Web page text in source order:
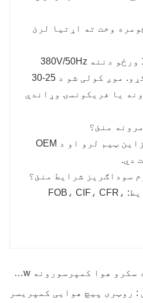
وخت ته اړتیا لرئ
A6: موږ کولی شو د 7-15 ورځو دننه 380V/50Hz
کمپرسورونه وړاندې کړو. موږ کولی شو د 25-30
یا فریکونسۍ وړاندې
A7: هو، موږ مسلکي ډیزاین ټیم لرو او د OEM
دي.
سوداګریز شرایط منئ؟
A8: شته سوداګریز شرایط: FOB، CIF، CFR،
مخکښې : د خرڅلاو لپاره د سکرو هوا کمپرسورونه 7.5Kw
: روټری پیچ هوایی کمپریسر